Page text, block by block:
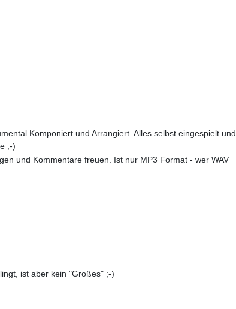
Komponiert und Arrangiert. Alles selbst eingespielt und
;-)
und Kommentare freuen. Ist nur MP3 Format - wer WAV
ist aber kein "Großes" ;-)